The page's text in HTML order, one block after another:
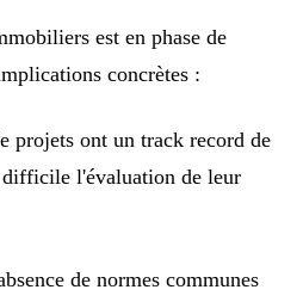
est en phase de
concrètes :
projets ont un track record de
difficile l'évaluation de leur
de normes communes